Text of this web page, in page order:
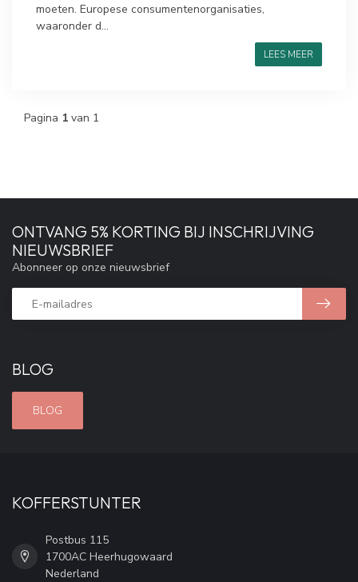
moeten. Europese consumentenorganisaties,
waaronder d...
LEES MEER
Pagina 1 van 1
BLOG
BLOG
ONTVANG 5% KORTING BIJ INSCHRIJVING
NIEUWSBRIEF
Abonneer op onze nieuwsbrief
KOFFERSTUNTER
Postbus 115
1700AC Heerhugowaard
Nederland